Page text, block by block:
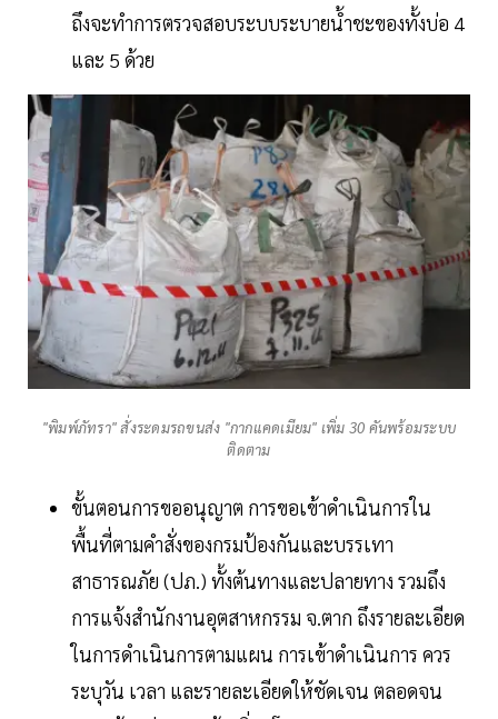
ถึงจะทำการตรวจสอบระบบระบายน้ำชะของทั้งบ่อ 4
และ 5 ด้วย
"พิมพ์ภัทรา" สั่งระดมรถขนส่ง "กากแคดเมียม" เพิ่ม 30 คันพร้อมระบบ
ติดตาม
ขั้นตอนการขออนุญาต การขอเข้าดำเนินการใน
พื้นที่ตามคำสั่งของกรมป้องกันและบรรเทา
สาธารณภัย (ปภ.) ทั้งต้นทางและปลายทาง รวมถึง
การแจ้งสำนักงานอุตสาหกรรม จ.ตาก ถึงรายละเอียด
ในการดำเนินการตามแผน การเข้าดำเนินการ ควร
ระบุวัน เวลา และรายละเอียดให้ชัดเจน ตลอดจน